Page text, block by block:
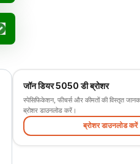
जॉन डियर 5050 डी ब्रोशर
स्पेसिफिकेशन, फीचर्स और कीमतों की विस्तृत
ब्रोशर डाउनलोड करें।
ब्रोशर डाउनलोड करें